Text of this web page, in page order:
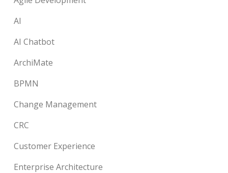
AI
AI Chatbot
ArchiMate
BPMN
Change Management
CRC
Customer Experience
Enterprise Architecture